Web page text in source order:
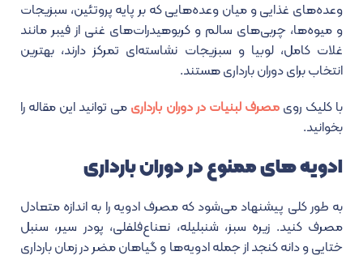
وعده‌های غذایی و میان وعده‌هایی که بر پایه پروتئین، سبزیجات
و میوه‌ها، چربی‌های سالم و کربوهیدرات‌های غنی از فیبر مانند
غلات کامل، لوبیا و سبزیجات نشاسته‌ای تمرکز دارند، بهترین
انتخاب برای دوران بارداری هستند.
با کلیک رویمصرف لبنیات در دوران بارداری می توانید این مقاله را
بخوانید.
ادویه های ممنوع در دوران بارداری
به طور کلی پیشنهاد می‌شود که مصرف ادویه را به اندازه متعادل
مصرف کنید. زیره سبز، شنبلیله، نعناع‌فلفلی، پودر سیر، سنبل
ختایی و دانه کنجد از جمله ادویه‌ها و گیاهان مضر در زمان بارداری